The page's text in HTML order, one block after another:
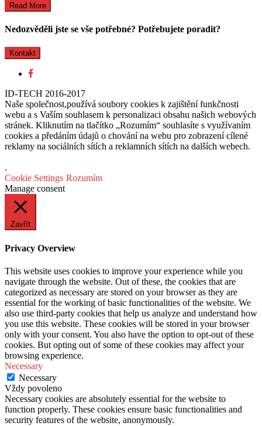
Read More
Nedozvěděli jste se vše potřebné? Potřebujete poradit?
Kontakt
ID-TECH 2016-2017
Naše společnost,používá soubory cookies k zajištění funkčnosti
webu a s Vaším souhlasem k personalizaci obsahu našich webových
stránek. Kliknutím na tlačítko „Rozumím“ souhlasíte s využívaním
cookies a předáním údajů o chování na webu pro zobrazení cílené
reklamy na sociálních sítích a reklamních sítích na dalších webech.
.
Cookie Settings Rozumím
Manage consent
Zavřít
Privacy Overview
This website uses cookies to improve your experience while you
navigate through the website. Out of these, the cookies that are
categorized as necessary are stored on your browser as they are
essential for the working of basic functionalities of the website. We
also use third-party cookies that help us analyze and understand how
you use this website. These cookies will be stored in your browser
only with your consent. You also have the option to opt-out of these
cookies. But opting out of some of these cookies may affect your
browsing experience.
Necessary
Necessary
Vždy povoleno
Necessary cookies are absolutely essential for the website to
function properly. These cookies ensure basic functionalities and
security features of the website, anonymously.